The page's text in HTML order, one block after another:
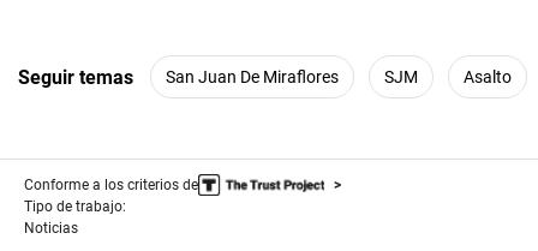
Seguir temas San Juan De Miraflores SJM Asalto
Conforme a los criterios de
Tipo de trabajo:
Noticias